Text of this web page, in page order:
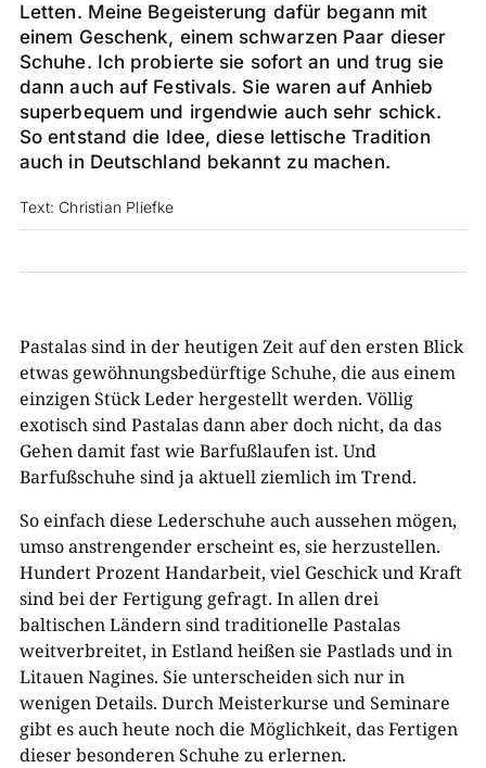
Letten. Meine Begeisterung dafür begann mit
einem Geschenk, einem schwarzen Paar dieser
Schuhe. Ich probierte sie sofort an und trug sie
dann auch auf Festivals. Sie waren auf Anhieb
superbequem und irgendwie auch sehr schick.
So entstand die Idee, diese lettische Tradition
auch in Deutschland bekannt zu machen.
Text: Christian Pliefke
Pastalas sind in der heutigen Zeit auf den ersten Blick
etwas gewöhnungsbedürftige Schuhe, die aus einem
einzigen Stück Leder hergestellt werden. Völlig
exotisch sind Pastalas dann aber doch nicht, da das
Gehen damit fast wie Barfußlaufen ist. Und
Barfußschuhe sind ja aktuell ziemlich im Trend.
So einfach diese Lederschuhe auch aussehen mögen,
umso anstrengender erscheint es, sie herzustellen.
Hundert Prozent Handarbeit, viel Geschick und Kraft
sind bei der Fertigung gefragt. In allen drei
baltischen Ländern sind traditionelle Pastalas
weitverbreitet, in Estland heißen sie Pastlads und in
Litauen Nagines. Sie unterscheiden sich nur in
wenigen Details. Durch Meisterkurse und Seminare
gibt es auch heute noch die Möglichkeit, das Fertigen
dieser besonderen Schuhe zu erlernen.